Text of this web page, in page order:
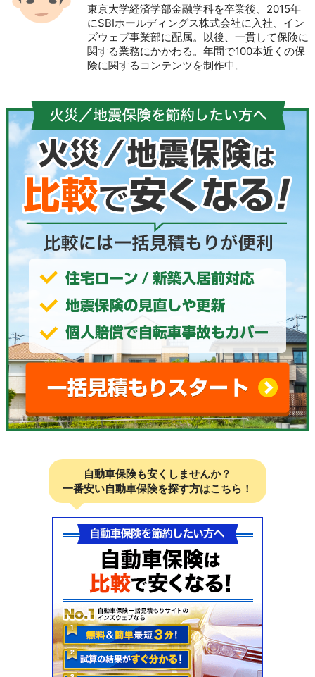
東京大学経済学部金融学科を卒業後、2015年
にSBIホールディングス株式会社に入社、イン
ズウェブ事業部に配属。以後、一貫して保険に
関する業務にかかわる。年間で100本近くの保
険に関するコンテンツを制作中。
自動車保険も安くしませんか？
一番安い自動車保険を探す方はこちら！